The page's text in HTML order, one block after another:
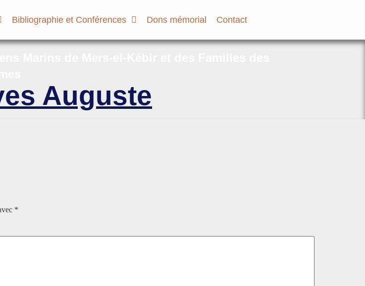
Bibliographie et Conférences Dons mémorial Contact
Auguste
*